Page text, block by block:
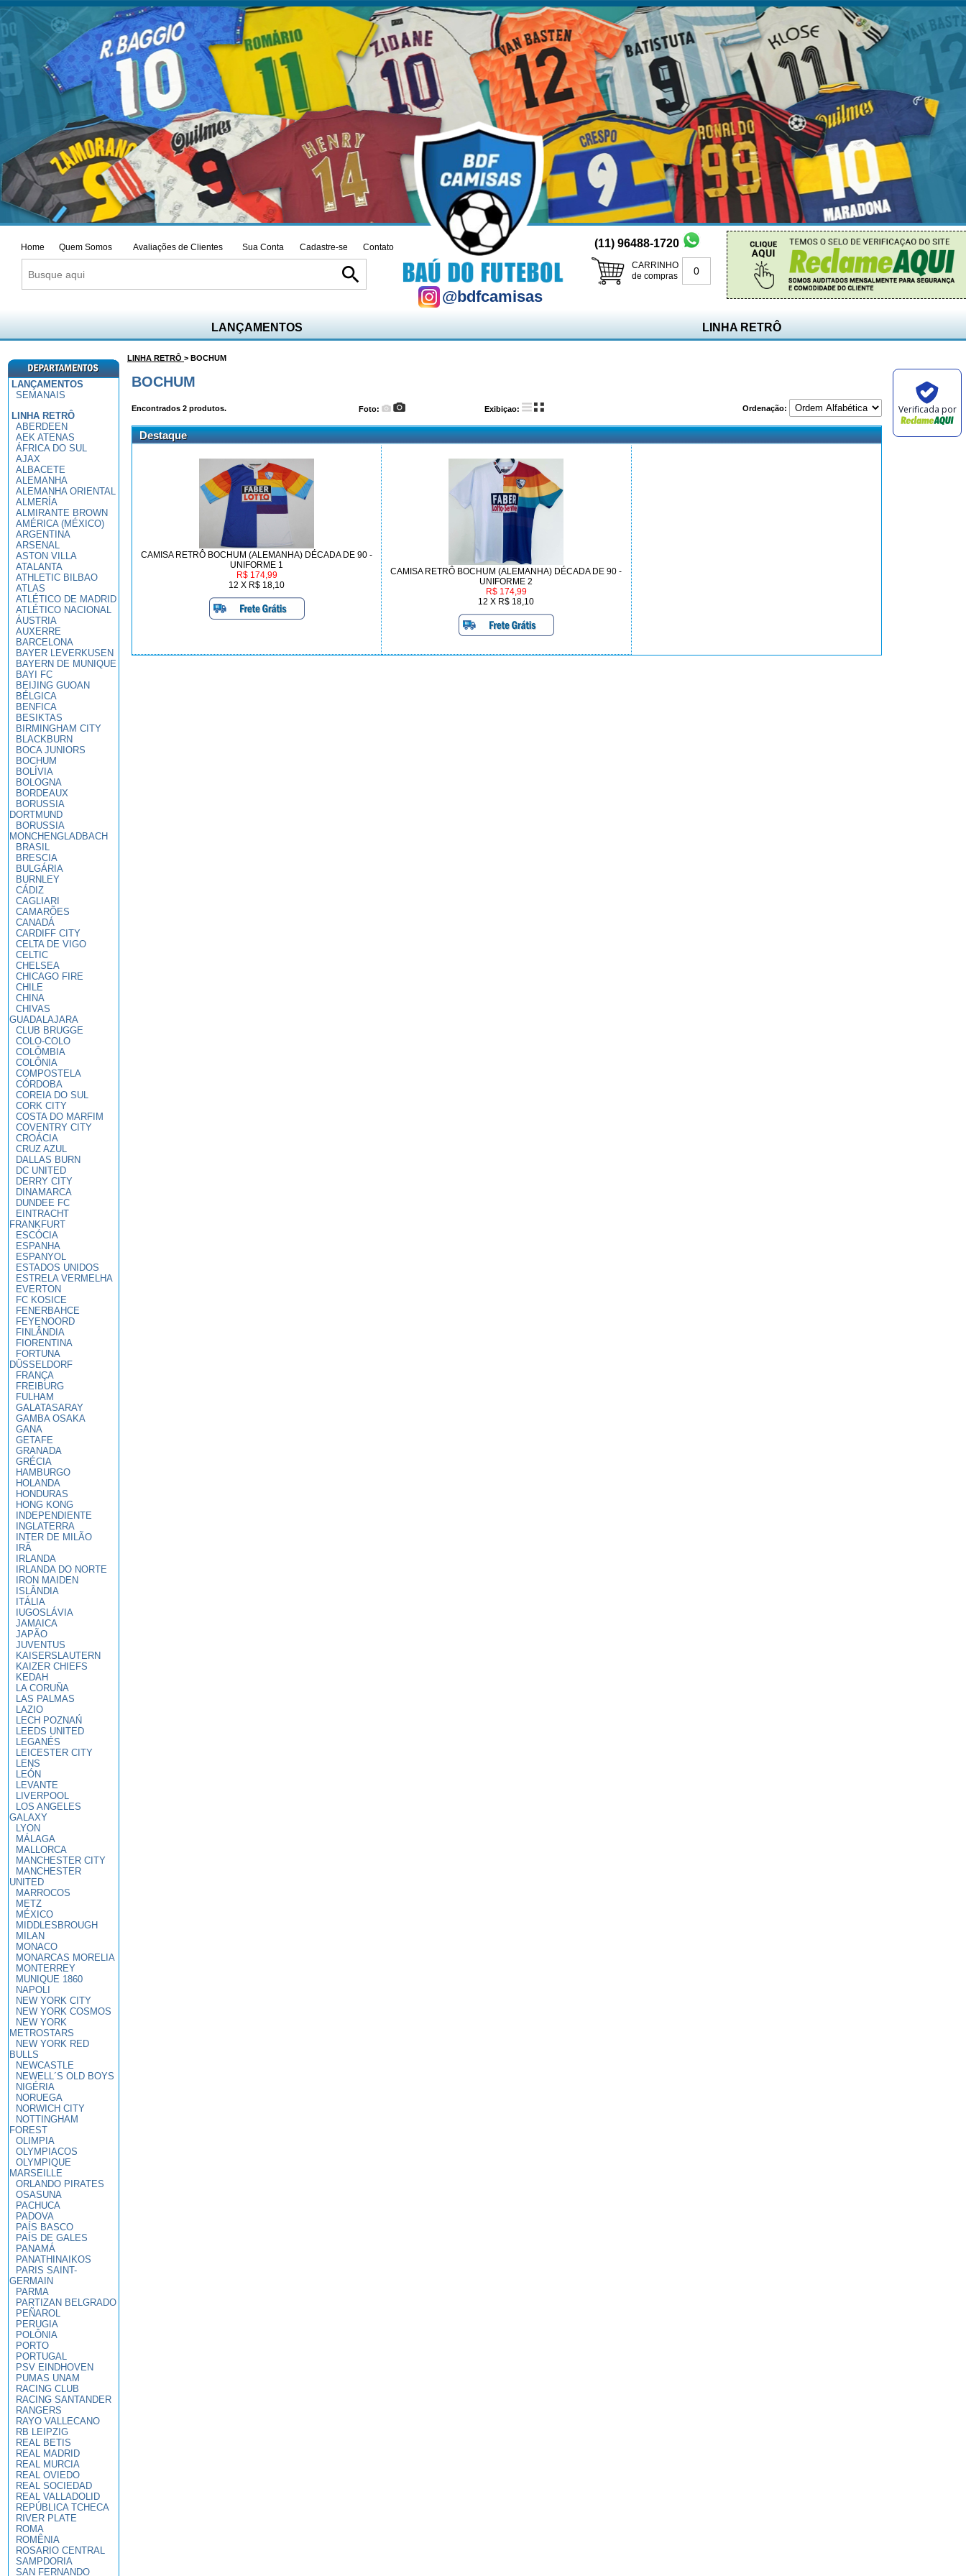
@bdfcamisas
Home Quem Somos Avaliações de Clientes Sua Conta Cadastre-se Contato
search
(11) 96488-1720
CARRINHO
de compras
0
LANÇAMENTOS LINHA RETRÔ
LANÇAMENTOS
SEMANAIS
LINHA RETRÔ
ABERDEEN
AEK ATENAS
ÁFRICA DO SUL
AJAX
ALBACETE
ALEMANHA
ALEMANHA ORIENTAL
ALMERÍA
ALMIRANTE BROWN
AMÉRICA (MÉXICO)
ARGENTINA
ARSENAL
ASTON VILLA
ATALANTA
ATHLETIC BILBAO
ATLAS
ATLÉTICO DE MADRID
ATLÉTICO NACIONAL
ÁUSTRIA
AUXERRE
BARCELONA
BAYER LEVERKUSEN
BAYERN DE MUNIQUE
BAYI FC
BEIJING GUOAN
BÉLGICA
BENFICA
BESIKTAS
BIRMINGHAM CITY
BLACKBURN
BOCA JUNIORS
BOCHUM
BOLÍVIA
BOLOGNA
BORDEAUX
BORUSSIA
DORTMUND
BORUSSIA
MONCHENGLADBACH
BRASIL
BRESCIA
BULGÁRIA
BURNLEY
CÁDIZ
CAGLIARI
CAMARÕES
CANADÁ
CARDIFF CITY
CELTA DE VIGO
CELTIC
CHELSEA
CHICAGO FIRE
CHILE
CHINA
CHIVAS
GUADALAJARA
CLUB BRUGGE
COLO-COLO
COLÔMBIA
COLÔNIA
COMPOSTELA
CÓRDOBA
COREIA DO SUL
CORK CITY
COSTA DO MARFIM
COVENTRY CITY
CROÁCIA
CRUZ AZUL
DALLAS BURN
DC UNITED
DERRY CITY
DINAMARCA
DUNDEE FC
EINTRACHT
FRANKFURT
ESCÓCIA
ESPANHA
ESPANYOL
ESTADOS UNIDOS
ESTRELA VERMELHA
EVERTON
FC KOSICE
FENERBAHCE
FEYENOORD
FINLÂNDIA
FIORENTINA
FORTUNA
DÜSSELDORF
FRANÇA
FREIBURG
FULHAM
GALATASARAY
GAMBA OSAKA
GANA
GETAFE
GRANADA
GRÉCIA
HAMBURGO
HOLANDA
HONDURAS
HONG KONG
INDEPENDIENTE
INGLATERRA
INTER DE MILÃO
IRÃ
IRLANDA
IRLANDA DO NORTE
IRON MAIDEN
ISLÂNDIA
ITÁLIA
IUGOSLÁVIA
JAMAICA
JAPÃO
JUVENTUS
KAISERSLAUTERN
KAIZER CHIEFS
KEDAH
LA CORUÑA
LAS PALMAS
LAZIO
LECH POZNAŃ
LEEDS UNITED
LEGANÉS
LEICESTER CITY
LENS
LEÓN
LEVANTE
LIVERPOOL
LOS ANGELES
GALAXY
LYON
MÁLAGA
MALLORCA
MANCHESTER CITY
MANCHESTER
UNITED
MARROCOS
METZ
MÉXICO
MIDDLESBROUGH
MILAN
MONACO
MONARCAS MORELIA
MONTERREY
MUNIQUE 1860
NAPOLI
NEW YORK CITY
NEW YORK COSMOS
NEW YORK
METROSTARS
NEW YORK RED
BULLS
NEWCASTLE
NEWELL´S OLD BOYS
NIGÉRIA
NORUEGA
NORWICH CITY
NOTTINGHAM
FOREST
OLIMPIA
OLYMPIACOS
OLYMPIQUE
MARSEILLE
ORLANDO PIRATES
OSASUNA
PACHUCA
PADOVA
PAÍS BASCO
PAÍS DE GALES
PANAMÁ
PANATHINAIKOS
PARIS SAINT-
GERMAIN
PARMA
PARTIZAN BELGRADO
PEÑAROL
PERUGIA
POLÔNIA
PORTO
PORTUGAL
PSV EINDHOVEN
PUMAS UNAM
RACING CLUB
RACING SANTANDER
RANGERS
RAYO VALLECANO
RB LEIPZIG
REAL BETIS
REAL MADRID
REAL MURCIA
REAL OVIEDO
REAL SOCIEDAD
REAL VALLADOLID
REPÚBLICA TCHECA
RIVER PLATE
ROMA
ROMÊNIA
ROSARIO CENTRAL
SAMPDORIA
SAN FERNANDO
LINHA RETRÔ > BOCHUM
BOCHUM
Encontrados 2 produtos. Foto: Exibiçao: Ordenação:
Destaque
CAMISA RETRÔ BOCHUM (ALEMANHA) DÉCADA DE 90 -
UNIFORME 1
R$ 174,99
12 X R$ 18,10
CAMISA RETRÔ BOCHUM (ALEMANHA) DÉCADA DE 90 -
UNIFORME 2
R$ 174,99
12 X R$ 18,10
Verificada por